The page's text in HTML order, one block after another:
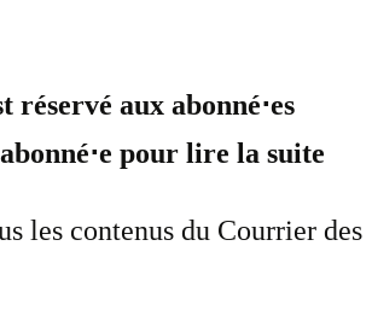
réservé aux abonné⋅es
pour lire la suite
les contenus du Courrier des